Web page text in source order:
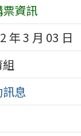
資訊
年 3 月 03 日
息